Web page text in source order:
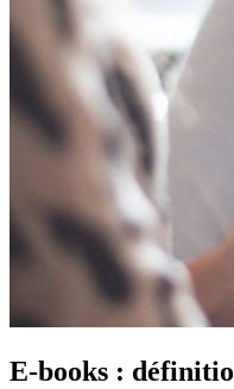
E-books :